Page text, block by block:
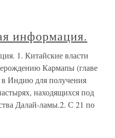
информация.
1. Китайские власти
Кармапы (главе
Индию для получения
находящихся под
Далай-ламы.2. С 21 по